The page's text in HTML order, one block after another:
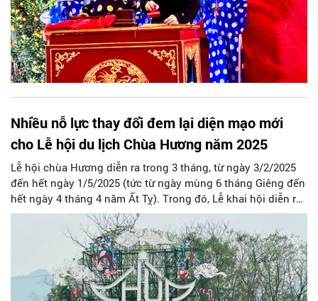
Nhiều nỗ lực thay đổi đem lại diện mạo mới
cho Lễ hội du lịch Chùa Hương năm 2025
Lễ hội chùa Hương diễn ra trong 3 tháng, từ ngày 3/2/2025
đến hết ngày 1/5/2025 (tức từ ngày mùng 6 tháng Giêng đến
hết ngày 4 tháng 4 năm Ất Tỵ). Trong đó, Lễ khai hội diễn ra
vào mùng 06 tháng Giêng được tổ chức long trọng có nhiều
đổi mới, đảm bảo nghi lễ phật giáo và để lại nhiều ấn tượng
tốt đẹp cho nhân dân và du khách thập phương.